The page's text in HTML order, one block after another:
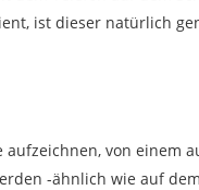
ist dieser natürlich
von
-ähnlich wie auf